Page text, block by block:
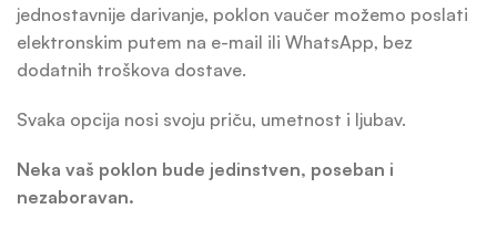
jednostavnije darivanje, poklon vaučer možemo poslati
elektronskim putem na e-mail ili WhatsApp, bez
dodatnih troškova dostave.
Svaka opcija nosi svoju priču, umetnost i ljubav.
Neka vaš poklon bude jedinstven, poseban i
nezaboravan.